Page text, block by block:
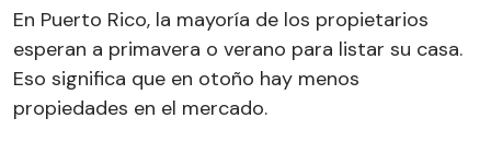
En Puerto Rico, la mayoría de los propietarios
esperan a primavera o verano para listar su casa.
Eso significa que en otoño hay menos
propiedades en el mercado.